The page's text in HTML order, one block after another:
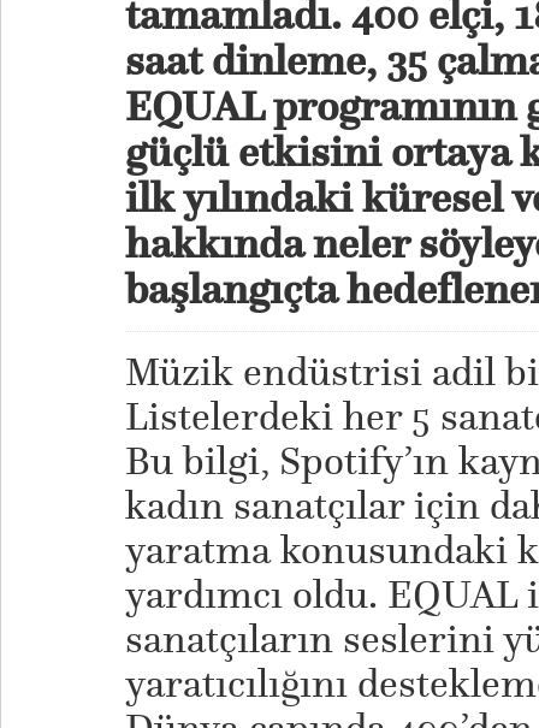
tamamladı. 400 elçi,
saat dinleme, 35
EQUAL programının
güçlü etkisini ortaya
ilk yılındaki küresel
hakkında neler
başlangıçta
Müzik endüstrisi adil
Listelerdeki her 5
Bu bilgi, Spotify’ın
kadın sanatçılar için
yaratma konusundaki
yardımcı oldu.
sanatçıların seslerini
yaratıcılığını